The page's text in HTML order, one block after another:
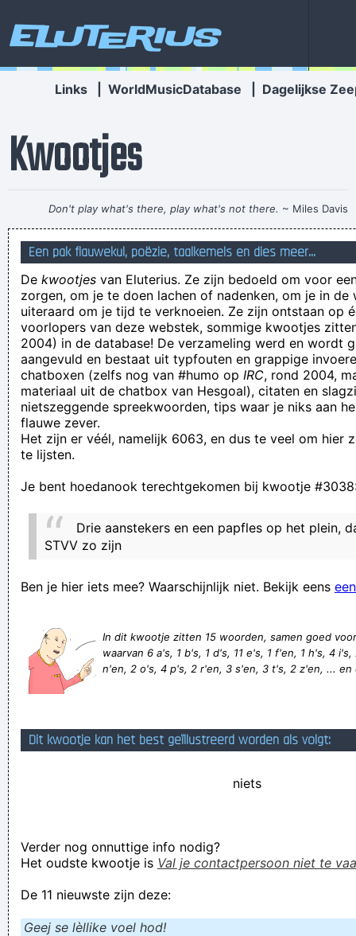
Eluterius
Links WorldMusicDatabase Dagelijkse
Kwootjes
Don't play what's there, play what's not there. ~ Miles Davis
you can stand there all laughing at me, telling stories that
ain't true
Kijk wat ik met mijn muis doe... Je leert eigelijk het meest
door ermee te spelen
Niets is zo leeg, als iemand die vol is van zichzelf!
DJ Booby Ewing mannekes mannekes!
Als kapper was hij voor deze zaak de geknipte persoon.
Als Napoli Napels is, wat is dan Tepoli?
my brother and I are extreemly happy having found your blog,
it's really what my wife's friendsMy friends from work were
Met saaauws
iemand dat dan gezien? LA-RIE!
veel hopen en weinig geven, doet de zotten in vreugde
leven
Geej se lèllike voel hod!
Een pak flauwekul, poëzie, taalkemels en dies meer...
De kwootjes van Eluterius. Ze zijn bedoeld om voor
zorgen, om je te doen lachen of nadenken, om je in de
uiteraard om je tijd te verknoeien. Ze zijn ontstaan op
voorlopers van deze webstek, sommige kwootjes
2004) in de database! De verzameling werd en wordt
aangevuld en bestaat uit typfouten en grappige
chatboxen (zelfs nog van #humo op IRC, rond 2004,
materiaal uit de chatbox van Hesgoal), citaten en
nietszeggende spreekwoorden, tips waar je niks aan
flauwe zever.
Het zijn er véél, namelijk 6063, en dus te veel om hier
te lijsten.
Je bent hoedanook terechtgekomen bij kwootje
Drie aanstekers en een papfles op het plein,
STVV zo zijn
Ben je hier iets mee? Waarschijnlijk niet. Bekijk eens
In dit kwootje zitten 15 woorden, samen goed
waarvan 6 a's, 1 b's, 1 d's, 11 e's, 1 f'en, 1 h's, 4
n'en, 2 o's, 4 p's, 2 r'en, 3 s'en, 3 t's, 2 z'en, ... en
Dit kwootje kan het best geïllustreerd worden als volgt:
niets
Verder nog onnuttige info nodig?
Het oudste kwootje is Val je contactpersoon niet te
De 11 nieuwste zijn deze:
Geej se lèllike voel hod!